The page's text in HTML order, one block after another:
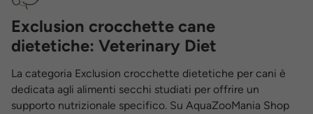
Exclusion crocchette cane
dietetiche: Veterinary Diet
La categoria Exclusion crocchette dietetiche per cani è
dedicata agli alimenti secchi studiati per offrire un
supporto nutrizionale specifico. Su AquaZooMania Shop